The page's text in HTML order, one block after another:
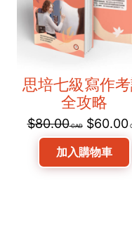
思培七級寫作
全攻略
$80.00
原
始
價
$60.00
加入購物車